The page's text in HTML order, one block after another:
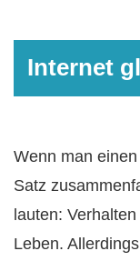
Internet
Wenn man
Satz
lauten:
Leben.